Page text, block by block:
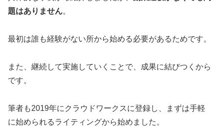
題はありません。
最初は誰も経験がない所から始める必要があるためです。
また、継続して実施していくことで、成果に結びつくから
です。
筆者も2019年にクラウドワークスに登録し、まずは手軽
に始められるライティングから始めました。